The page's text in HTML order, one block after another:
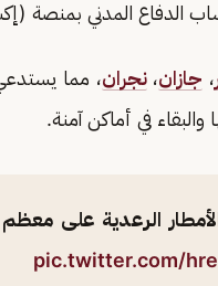
الدفاع المدني بمنصة
، جازان،نجران، مما
في أماكن آمنة.
الرعدية على
pic.twitter.com/